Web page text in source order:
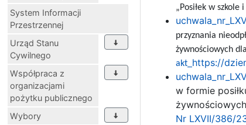
System Informacji
Przestrzennej
Urząd Stanu
Cywilnego
Współpraca z
organizacjami
pożytku publicznego
Wybory
„Posiłek w
przyznania
żywnościowych
akt_ https://
w formie
Nr LXVII/386/